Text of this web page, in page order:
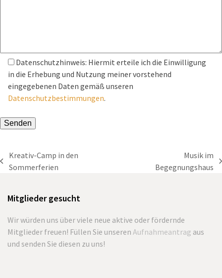
Datenschutzhinweis: Hiermit erteile ich die Einwilligung
in die Erhebung und Nutzung meiner vorstehend
eingegebenen Daten gemäß unseren
Datenschutzbestimmungen.
vorheriger
Kreativ-Camp in den
Sommerferien
Nächster
Musik im
Begegnungshaus
Mitglieder gesucht
Wir würden uns über viele neue aktive oder fördernde
Mitglieder freuen! Füllen Sie unseren Aufnahmeantrag aus
und senden Sie diesen zu uns!